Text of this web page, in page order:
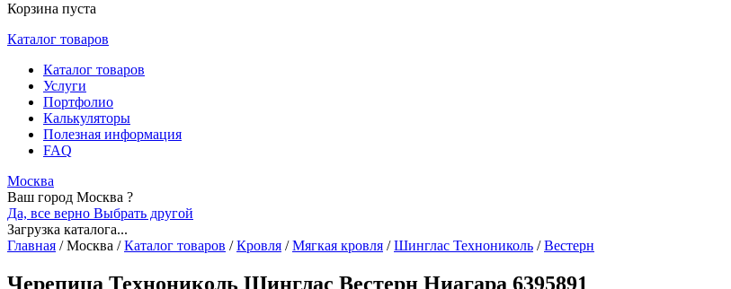
Корзина пуста
Каталог товаров
Каталог товаров
Услуги
Портфолио
Калькуляторы
Полезная информация
FAQ
Москва
Ваш город Москва ?
Да, все верно Выбрать другой
Загрузка каталога...
Главная /Москва / Каталог товаров / Кровля / Мягкая кровля / Шинглас Технониколь / Вестерн
Черепица Технониколь Шинглас Вестерн Ниагара 6395891